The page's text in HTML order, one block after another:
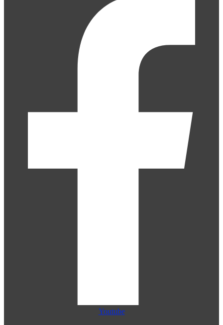
Youtube